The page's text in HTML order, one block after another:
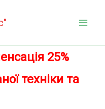
25%
техніки та